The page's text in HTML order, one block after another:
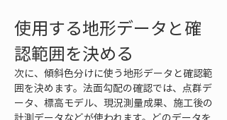
使用する地形データと確
認範囲を決める
次に、傾斜色分けに使う地形データと確認範
囲を決めます。法面勾配の確認では、点群デ
ータ、標高モデル、現況測量成果、施工後の
計測データなどが使われます。どのデータを